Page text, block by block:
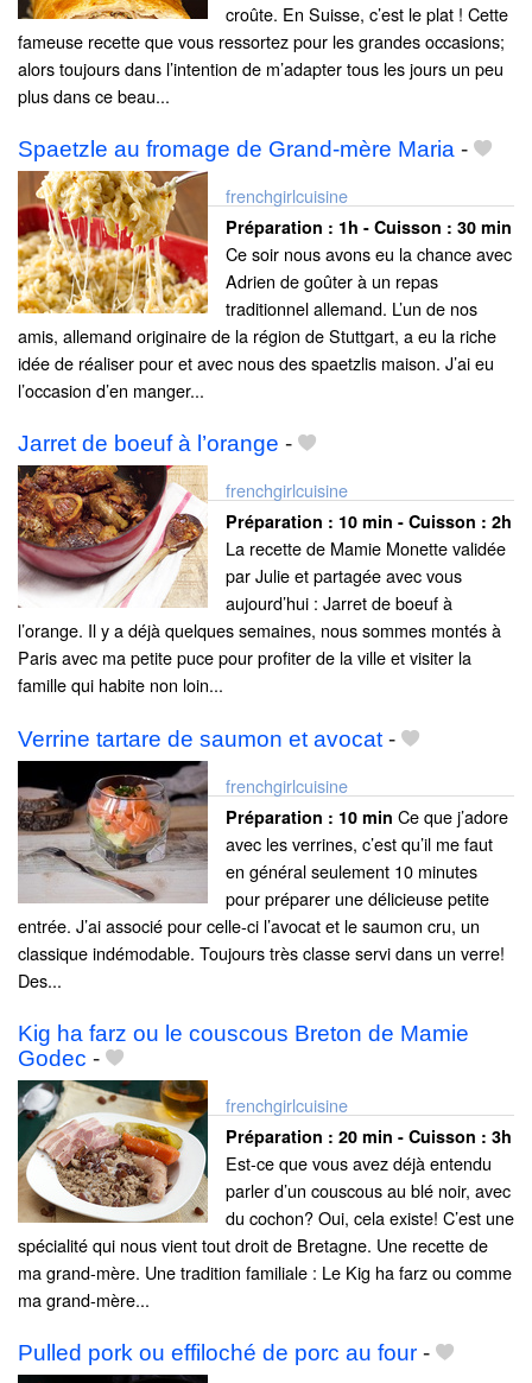
croûte. En Suisse, c’est le plat ! Cette
fameuse recette que vous ressortez pour les grandes occasions;
alors toujours dans l’intention de m’adapter tous les jours un peu
plus dans ce beau...
Spaetzle au fromage de Grand-mère Maria -
frenchgirlcuisine
Préparation : 1h - Cuisson : 30 min
Ce soir nous avons eu la chance avec
Adrien de goûter à un repas
traditionnel allemand. L’un de nos
amis, allemand originaire de la région de Stuttgart, a eu la riche
idée de réaliser pour et avec nous des spaetzlis maison. J’ai eu
l’occasion d’en manger...
Jarret de boeuf à l’orange -
frenchgirlcuisine
Préparation : 10 min - Cuisson : 2h
La recette de Mamie Monette validée
par Julie et partagée avec vous
aujourd’hui : Jarret de boeuf à
l’orange. Il y a déjà quelques semaines, nous sommes montés à
Paris avec ma petite puce pour profiter de la ville et visiter la
famille qui habite non loin...
Verrine tartare de saumon et avocat -
frenchgirlcuisine
Préparation : 10 min Ce que j’adore
avec les verrines, c’est qu’il me faut
en général seulement 10 minutes
pour préparer une délicieuse petite
entrée. J’ai associé pour celle-ci l’avocat et le saumon cru, un
classique indémodable. Toujours très classe servi dans un verre!
Des...
Kig ha farz ou le couscous Breton de Mamie
Godec -
frenchgirlcuisine
Préparation : 20 min - Cuisson : 3h
Est-ce que vous avez déjà entendu
parler d’un couscous au blé noir, avec
du cochon? Oui, cela existe! C’est une
spécialité qui nous vient tout droit de Bretagne. Une recette de
ma grand-mère. Une tradition familiale : Le Kig ha farz ou comme
ma grand-mère...
Pulled pork ou effiloché de porc au four -